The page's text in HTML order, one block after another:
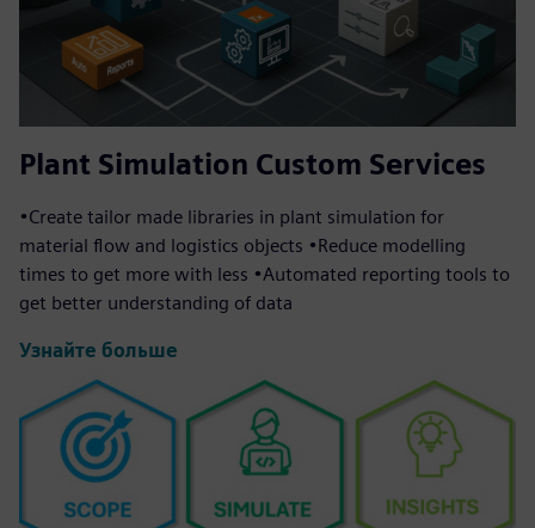
Plant Simulation Custom Services
•Create tailor made libraries in plant simulation for
material flow and logistics objects •Reduce modelling
times to get more with less •Automated reporting tools to
get better understanding of data
Узнайте больше